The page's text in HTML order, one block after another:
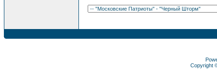
Copyright